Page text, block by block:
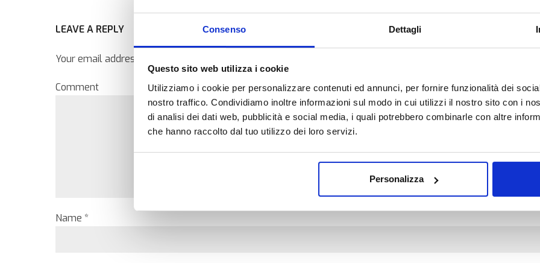
Consenso Dettagli
Questo sito web utilizza i cookie
Utilizziamo i cookie per personalizzare contenuti ed annunci, per fornire funzionalità dei
nostro traffico. Condividiamo inoltre informazioni sul modo in cui utilizzi il nostro sito con i
di analisi dei dati web, pubblicità e social media, i quali potrebbero combinarle con altre
che hanno raccolto dal tuo utilizzo dei loro servizi.
Personalizza
LEAVE A REPLY
Your email address will not be published. Required fields are marked *
Comment
Name *